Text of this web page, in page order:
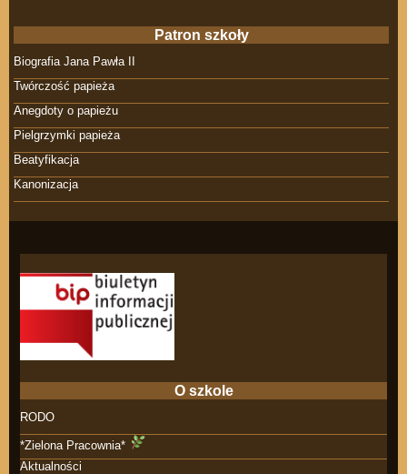
Patron szkoły
Biografia Jana Pawła II
Twórczość papieża
Anegdoty o papieżu
Pielgrzymki papieża
Beatyfikacja
Kanonizacja
O szkole
RODO
*Zielona Pracownia*
Aktualności